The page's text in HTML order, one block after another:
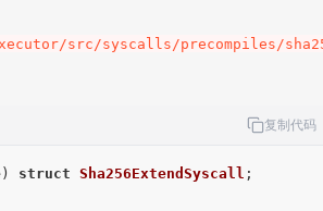
src/syscalls/precompiles/
复制代码
) struct Sha256ExtendSyscall ;